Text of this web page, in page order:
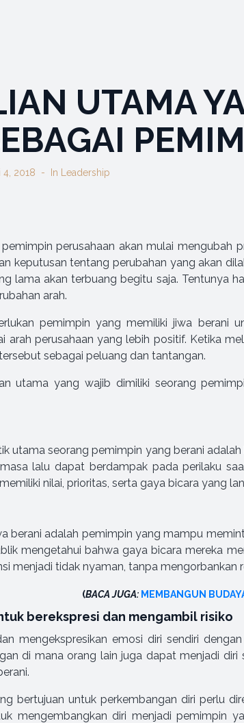
UTAMA
4, 2018 In Leadership
perusahaan akan mulai
keputusan tentang perubahan yang akan
lama akan terbuang begitu saja. Tentunya
arah.
pemimpin yang memiliki jiwa berani
arah perusahaan yang lebih positif. Ketika
sebagai peluang dan tantangan.
utama yang wajib dimiliki seorang
utama seorang pemimpin yang berani
lalu dapat berdampak pada perilaku
nilai, prioritas, serta gaya bicara yang
berani adalah pemimpin yang mampu
mengetahui bahwa gaya bicara mereka
menjadi tidak nyaman, tanpa mengorbankan
(BACA JUGA: MEMBANGUN
berekspresi dan mengambil risiko
mengekspresikan emosi diri sendiri
di mana orang lain juga dapat menjadi
bertujuan untuk perkembangan diri perlu
mengembangkan diri menjadi pemimpin